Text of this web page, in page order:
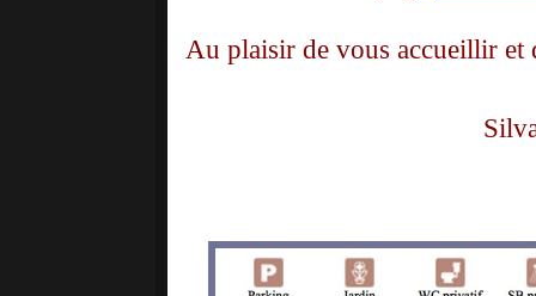
Au plaisir de vous accueillir et